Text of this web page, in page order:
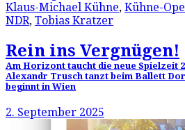
Klaus-Michael Kühne, Kühne-
NDR, Tobias Kratzer
Rein ins Vergnügen!
Am Horizont taucht die neue Spielzeit
Alexandr Trusch tanzt beim Ballett
beginnt in Wien
2. September 2025